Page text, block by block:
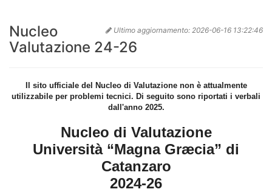
Ultimo aggiornamento: 2026-06-16 13:22:46
Nucleo
Valutazione 24-26
Il sito ufficiale del Nucleo di Valutazione non è attualmente
utilizzabile per problemi tecnici. Di seguito sono riportati i verbali
dall'anno 2025.
Nucleo di Valutazione
Università “Magna Græcia” di
Catanzaro
2024-26